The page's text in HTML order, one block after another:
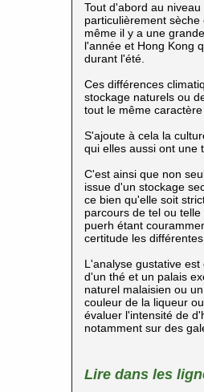
Tout d'abord au
particulièrement
même il y a une
l'année et Hong Kong
durant l'été.
Ces différences
stockage naturels ou
tout le même
S'ajoute à cela la
qui elles aussi ont une
C'est ainsi que non
issue d'un stockage
ce bien qu'elle soit
parcours de tel ou
puerh étant
certitude les
L'analyse gustative
d'un thé et un palais
naturel malaisien ou
couleur de la liqueur
évaluer l'intensité de
notamment sur des
Lire dans les